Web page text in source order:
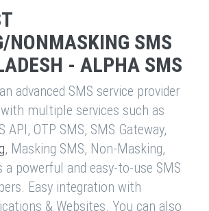
NONMASKING SMS
- ALPHA SMS
advanced SMS service provider
multiple services such as
API, OTP SMS, SMS Gateway,
, Masking SMS, Non-Masking,
a powerful and easy-to-use SMS
Easy integration with
& Websites. You can also